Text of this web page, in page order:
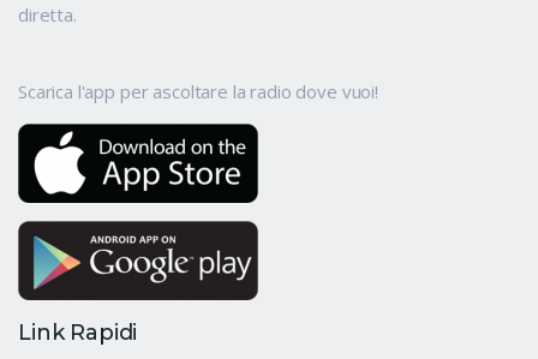
diretta.
Scarica l'app per ascoltare la radio dove vuoi!
Link Rapidi